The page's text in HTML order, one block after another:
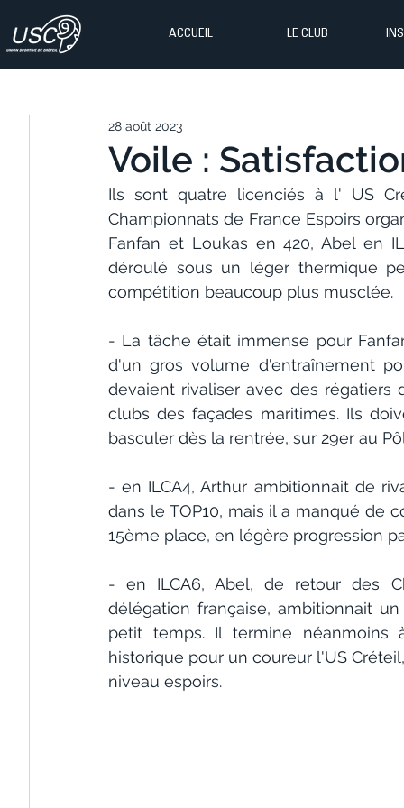
ACCUEIL LE CLUB
Voile :
28 août 2023
Ils sont quatre licenciés à l' US
Championnats de France Espoirs
Fanfan et Loukas en 420, Abel en
déroulé sous un léger thermique
compétition beaucoup plus musclée.
- La tâche était immense pour
d'un gros volume d'entraînement
devaient rivaliser avec des
clubs des façades maritimes. Ils
basculer dès la rentrée, sur 29er au
- en ILCA4, Arthur ambitionnait de
dans le TOP10, mais il a manqué de
15ème place, en légère progression
- en ILCA6, Abel, de retour des
délégation française, ambitionnait
petit temps. Il termine néanmoins
historique pour un coureur l'US
niveau espoirs.